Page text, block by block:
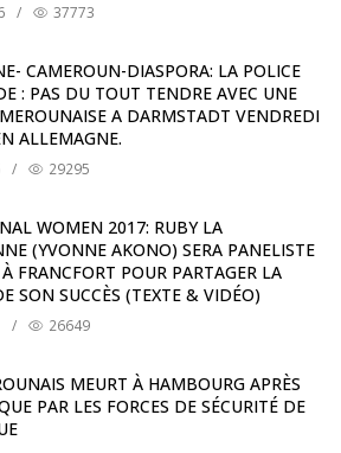
/ 37773
CAMEROUN-DIASPORA: LA POLICE
: PAS DU TOUT TENDRE AVEC UNE
A DARMSTADT VENDREDI
ALLEMAGNE.
/ 29295
WOMEN 2017: RUBY LA
(YVONNE AKONO) SERA PANELISTE
FRANCFORT POUR PARTAGER LA
SON SUCCÈS (TEXTE & VIDÉO)
/ 26649
MEURT À HAMBOURG APRÈS
PAR LES FORCES DE SÉCURITÉ DE